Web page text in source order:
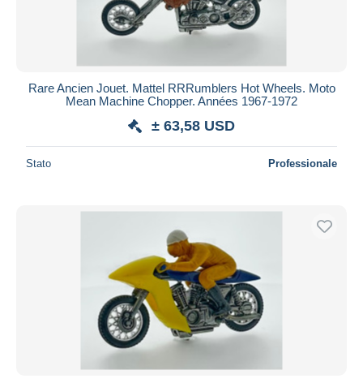
Rare Ancien Jouet. Mattel RRRumblers Hot Wheels. Moto
Mean Machine Chopper. Années 1967-1972
± 63,58 USD
Stato Professionale